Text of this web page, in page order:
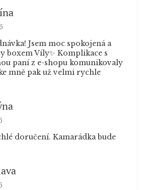
obchodu je 5 z 5 hvězdiček.
Jsem moc spokojená a
boxem Víly✨ Komplikace s
paní z e-shopu komunikovaly
mně pak už velmi rychle
obchodu je 5 z 5 hvězdiček.
doručení. Kamarádka bude
obchodu je 5 z 5 hvězdiček.